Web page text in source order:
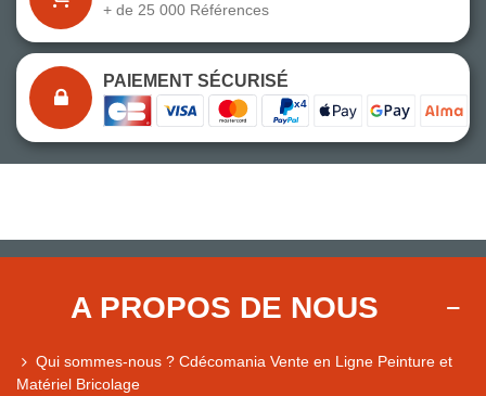
+ de 25 000 Références
PAIEMENT SÉCURISÉ
A PROPOS DE NOUS
Qui sommes-nous ? Cdécomania Vente en Ligne Peinture et
Matériel Bricolage